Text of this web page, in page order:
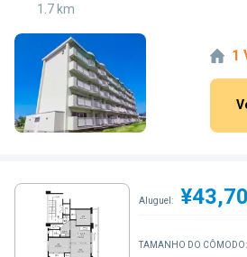
1.7 km
1
Aluguel:
TAMANHO DO CÔMODO: